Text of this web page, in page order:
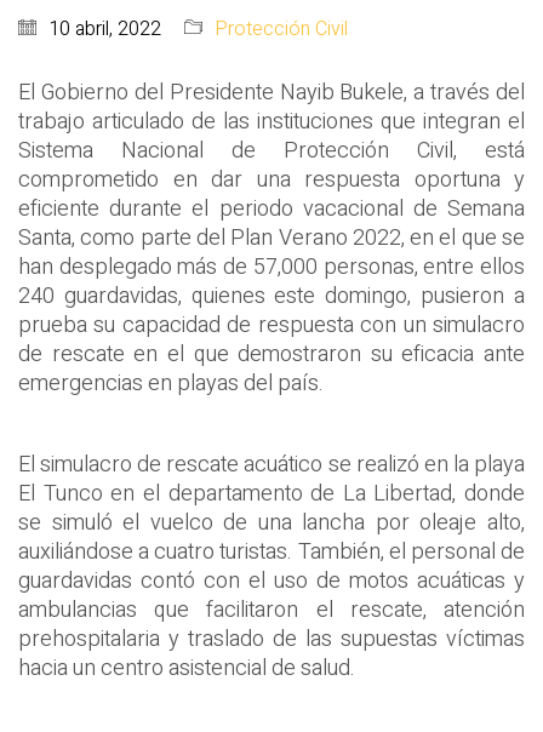
10 abril, 2022 Protección Civil
El Gobierno del Presidente Nayib Bukele, a través del
trabajo articulado de las instituciones que integran el
Sistema Nacional de Protección Civil, está
comprometido en dar una respuesta oportuna y
eficiente durante el periodo vacacional de Semana
Santa, como parte del Plan Verano 2022, en el que se
han desplegado más de 57,000 personas, entre ellos
240 guardavidas, quienes este domingo, pusieron a
prueba su capacidad de respuesta con un simulacro
de rescate en el que demostraron su eficacia ante
emergencias en playas del país.
El simulacro de rescate acuático se realizó en la playa
El Tunco en el departamento de La Libertad, donde
se simuló el vuelco de una lancha por oleaje alto,
auxiliándose a cuatro turistas. También, el personal de
guardavidas contó con el uso de motos acuáticas y
ambulancias que facilitaron el rescate, atención
prehospitalaria y traslado de las supuestas víctimas
hacia un centro asistencial de salud.